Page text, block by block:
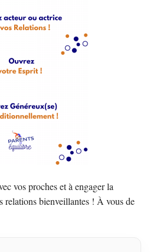
vos proches et à engager la
relations bienveillantes ! À vous de